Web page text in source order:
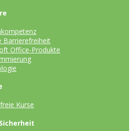
Barrierefreiheit
Office-Produkte
Kurse